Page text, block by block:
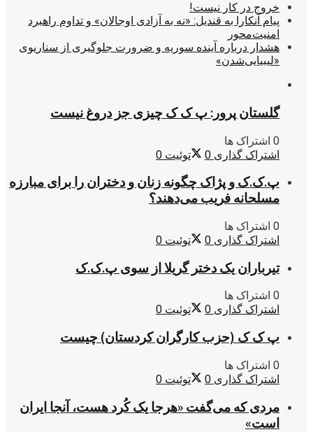
خروج در کار نیست!
پیام آنکارا به قندیل: «نه به آزادی اوجالان» و تداوم راهبرد
امنیت‌محور
هشدار درباره آینده سوریه و ضرورت جلوگیری از سناریوی
«لیبیایی‌شدن»
گلستان پرور: پ ک ک چیزی جز دروغ نیست
0 اشتراک ها
اشتراک گذاری 0 توئیت 0
پ.ک.ک و پژاک چگونه زنان و دختران را برای مبارزه
مسلحانه فریب می‌دهند؟
0 اشتراک ها
اشتراک گذاری 0 توئیت 0
تیرباران یک دختر گریلا از سوی پ.ک.ک
0 اشتراک ها
اشتراک گذاری 0 توئیت 0
پ ک ک (حزب کارگران کردستان) چیست
0 اشتراک ها
اشتراک گذاری 0 توئیت 0
مردی که می‌گفت «هرجا یک کُرد هست، آنجا ایران
است»